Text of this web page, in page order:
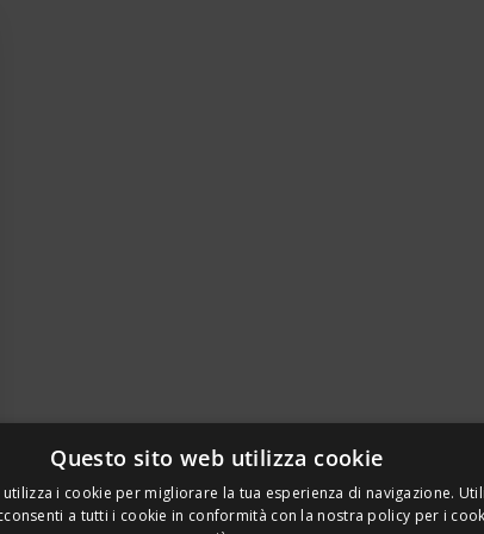
Questo sito web utilizza cookie
i cookie per migliorare la tua esperienza di navigazione.
a tutti i cookie in conformità con la nostra policy per i